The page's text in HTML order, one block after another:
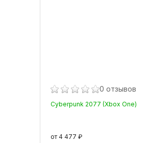
0 отзывов
Cyberpunk 2077 (Xbox One)
от 4 477 ₽